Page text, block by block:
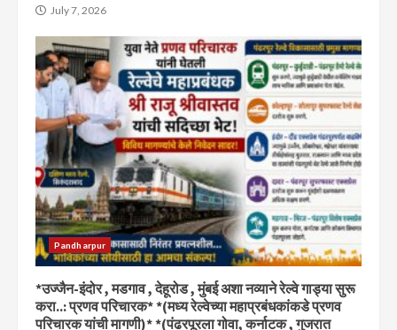
July 7, 2026
Pandharpur
*उज्जैन-इंदोर , मडगाव , देहूरोड , मुंबई अशा नव्याने रेल्वे गाड्या सुरू
करा..: प्रणव परिचारक* *(मध्य रेल्वेच्या महाप्रबंधकांकडे प्रणव
परिचारक यांची मागणी)* *(पंढरपूरला गोवा, कर्नाटक , गुजरात